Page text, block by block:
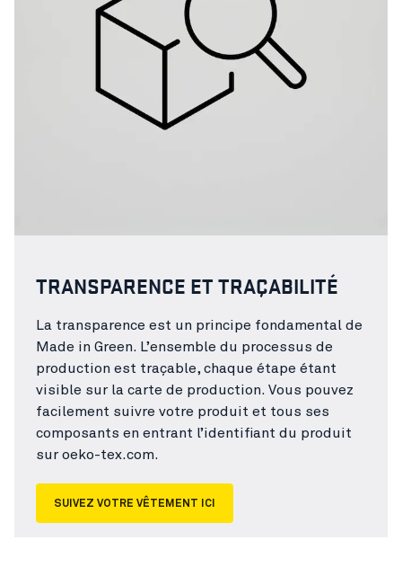
TRANSPARENCE ET TRAÇABILITÉ
La transparence est un principe fondamental de
Made in Green. L’ensemble du processus de
production est traçable, chaque étape étant
visible sur la carte de production. Vous pouvez
facilement suivre votre produit et tous ses
composants en entrant l’identifiant du produit
sur oeko-tex.com.
SUIVEZ VOTRE VÊTEMENT ICI